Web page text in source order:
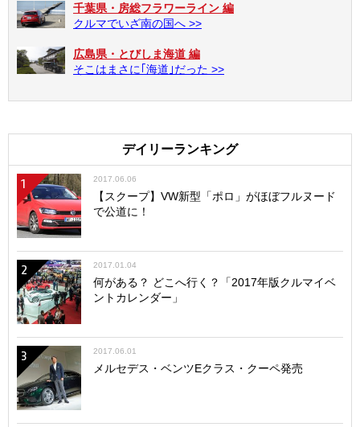
千葉県・房総フラワーライン 編
クルマでいざ南の国へ >>
広島県・とびしま海道 編
そこはまさに｢海道｣だった >>
デイリーランキング
1 2017.06.06
【スクープ】VW新型「ポロ」がほぼフルヌード
で公道に！
2 2017.01.04
何がある？ どこへ行く？「2017年版クルマイベ
ントカレンダー」
3 2017.06.01
メルセデス・ベンツEクラス・クーペ発売